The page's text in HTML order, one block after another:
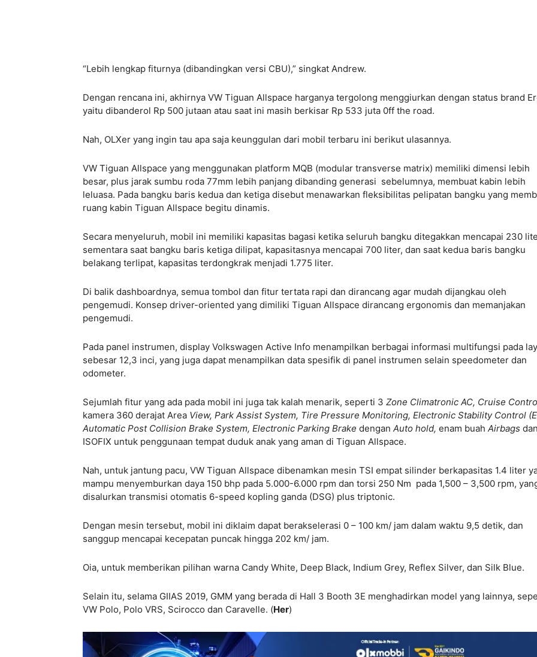
“Lebih lengkap fiturnya (dibandingkan versi CBU),” singkat Andrew.
Dengan rencana ini, akhirnya VW Tiguan Allspace harganya tergolong menggiurkan dengan status brand
yaitu dibanderol Rp 500 jutaan atau saat ini masih berkisar Rp 533 juta 0ff the road.
Nah, OLXer yang ingin tau apa saja keunggulan dari mobil terbaru ini berikut ulasannya.
VW Tiguan Allspace yang menggunakan platform MQB (modular transverse matrix) memiliki dimensi lebih
besar, plus jarak sumbu roda 77mm lebih panjang dibanding generasi sebelumnya, membuat kabin lebih
leluasa. Pada bangku baris kedua dan ketiga disebut menawarkan fleksibilitas pelipatan bangku yang
ruang kabin Tiguan Allspace begitu dinamis.
Secara menyeluruh, mobil ini memiliki kapasitas bagasi ketika seluruh bangku ditegakkan mencapai 230
sementara saat bangku baris ketiga dilipat, kapasitasnya mencapai 700 liter, dan saat kedua baris bangku
belakang terlipat, kapasitas terdongkrak menjadi 1.775 liter.
Di balik dashboardnya, semua tombol dan fitur tertata rapi dan dirancang agar mudah dijangkau oleh
pengemudi. Konsep driver-oriented yang dimiliki Tiguan Allspace dirancang ergonomis dan memanjakan
pengemudi.
Pada panel instrumen, display Volkswagen Active Info menampilkan berbagai informasi multifungsi pada
sebesar 12,3 inci, yang juga dapat menampilkan data spesifik di panel instrumen selain speedometer dan
odometer.
Sejumlah fitur yang ada pada mobil ini juga tak kalah menarik, seperti 3 Zone Climatronic AC, Cruise
kamera 360 derajat Area View, Park Assist System, Tire Pressure Monitoring, Electronic Stability Control
Automatic Post Collision Brake System, Electronic Parking Brake dengan Auto hold, enam buah Airbags
ISOFIX untuk penggunaan tempat duduk anak yang aman di Tiguan Allspace.
Nah, untuk jantung pacu, VW Tiguan Allspace dibenamkan mesin TSI empat silinder berkapasitas 1.4 liter
mampu menyemburkan daya 150 bhp pada 5.000-6.000 rpm dan torsi 250 Nm pada 1,500 – 3,500 rpm,
disalurkan transmisi otomatis 6-speed kopling ganda (DSG) plus triptonic.
Dengan mesin tersebut, mobil ini diklaim dapat berakselerasi 0 – 100 km/ jam dalam waktu 9,5 detik, dan
sanggup mencapai kecepatan puncak hingga 202 km/ jam.
Oia, untuk memberikan pilihan warna Candy White, Deep Black, Indium Grey, Reflex Silver, dan Silk Blue.
Selain itu, selama GIIAS 2019, GMM yang berada di Hall 3 Booth 3E menghadirkan model yang lainnya,
VW Polo, Polo VRS, Scirocco dan Caravelle. (Her)